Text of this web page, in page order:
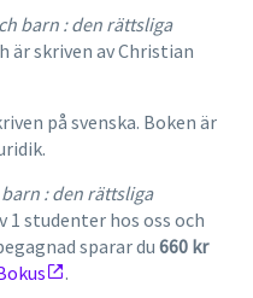
barn : den rättsliga
är skriven av Christian
på svenska. Boken är
: den rättsliga
1 studenter hos oss och
sparar du 660 kr
.